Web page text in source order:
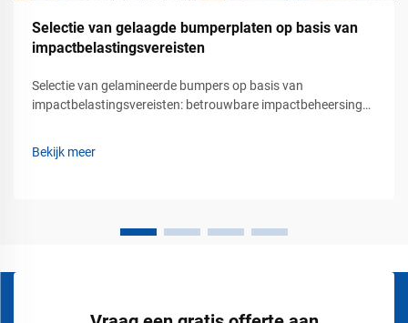
Selectie van gelaagde bumperplaten op basis van
impactbelastingsvereisten
Selectie van gelamineerde bumpers op basis van
impactbelastingsvereisten: betrouwbare impactbeheersing
magazijnoperaties zijn allemaal afhankelijk van duurzame,
Bekijk meer